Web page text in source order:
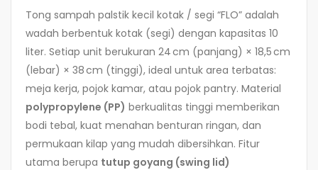
Tong sampah palstik kecil kotak / segi “FLO” adalah
wadah berbentuk kotak (segi) dengan kapasitas 10
liter. Setiap unit berukuran 24 cm (panjang) × 18,5 cm
(lebar) × 38 cm (tinggi), ideal untuk area terbatas:
meja kerja, pojok kamar, atau pojok pantry. Material
polypropylene (PP) berkualitas tinggi memberikan
bodi tebal, kuat menahan benturan ringan, dan
permukaan kilap yang mudah dibersihkan. Fitur
utama berupa tutup goyang (swing lid)